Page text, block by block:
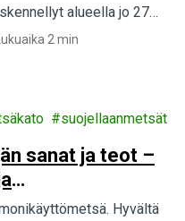
alueella jo 27
ja…
Lukuaika 2 min
suojellaanmetsät
sanat ja teot –
Hyvältä